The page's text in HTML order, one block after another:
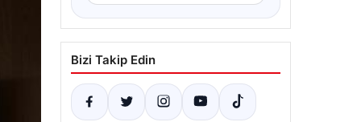
Bizi Takip Edin